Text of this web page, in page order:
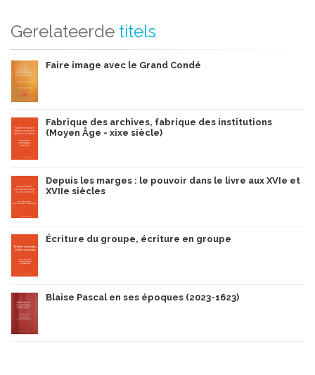
Gerelateerde titels
Faire image avec le Grand Condé
Fabrique des archives, fabrique des institutions
(Moyen Âge - xixe siècle)
Depuis les marges : le pouvoir dans le livre aux XVIe et
XVIIe siècles
Écriture du groupe, écriture en groupe
Blaise Pascal en ses époques (2023-1623)